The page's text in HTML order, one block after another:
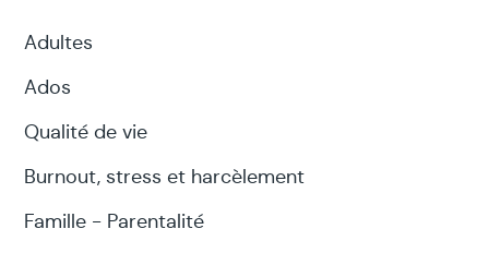
Adultes
Ados
Qualité de vie
Burnout, stress et harcèlement
Famille - Parentalité